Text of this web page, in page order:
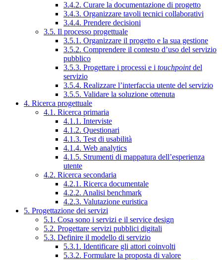
3.4.2. Curare la documentazione di progetto
3.4.3. Organizzare tavoli tecnici collaborativi
3.4.4. Prendere decisioni
3.5. Il processo progettuale
3.5.1. Organizzare il progetto e la sua gestione
3.5.2. Comprendere il contesto d’uso del servizio
pubblico
3.5.3. Progettare i processi e i touchpointdel
servizio
3.5.4. Realizzare l’interfaccia utente del servizio
3.5.5. Validare la soluzione ottenuta
4. Ricerca progettuale
4.1. Ricerca primaria
4.1.1. Interviste
4.1.2. Questionari
4.1.3. Test di usabilità
4.1.4. Web analytics
4.1.5. Strumenti di mappatura dell’esperienza
utente
4.2. Ricerca secondaria
4.2.1. Ricerca documentale
4.2.2. Analisi benchmark
4.2.3. Valutazione euristica
5. Progettazione dei servizi
5.1. Cosa sono i servizi e il service design
5.2. Progettare servizi pubblici digitali
5.3. Definire il modello di servizio
5.3.1. Identificare gli attori coinvolti
5.3.2. Formulare la proposta di valore